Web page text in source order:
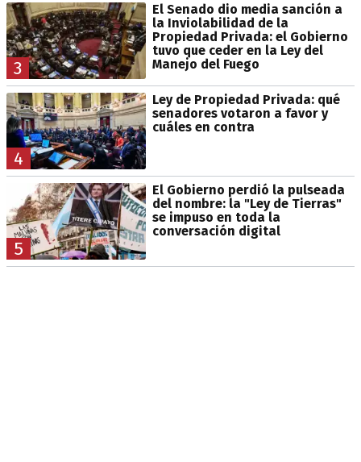
3
El Senado dio media sanción a
la Inviolabilidad de la
Propiedad Privada: el Gobierno
tuvo que ceder en la Ley del
Manejo del Fuego
4
Ley de Propiedad Privada: qué
senadores votaron a favor y
cuáles en contra
5
El Gobierno perdió la pulseada
del nombre: la "Ley de Tierras"
se impuso en toda la
conversación digital